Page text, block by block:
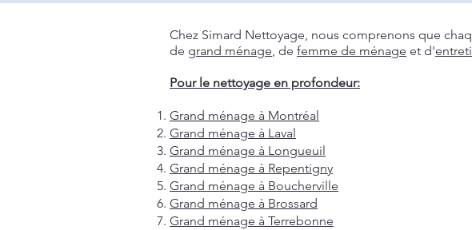
Chez Simard Nettoyage, nous comprenons que
de grand ménage, de femme de ménage et d'
Pour le nettoyage en profondeur:
Grand ménage à Montréal
Grand ménage à Laval
Grand ménage à Longueuil
Grand ménage à Repentigny
Grand ménage à Boucherville
Grand ménage à Brossard
Grand ménage à Terrebonne